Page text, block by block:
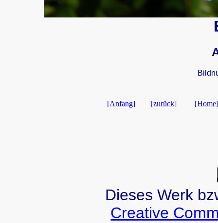
[Anfang] [zurück] [Home]
Dieses Werk
Creative